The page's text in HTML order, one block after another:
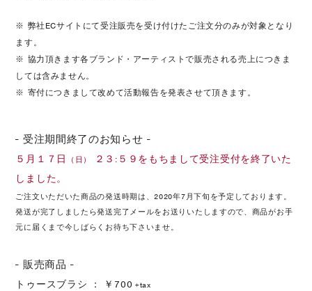
※ 弊社ECサイトにて受注販売を受け付けたご注文分のみが対象となり
ます。
※ 協力頂きます各ブランド・アーティストで販売される売上につきま
しては含みません。
※ 寄付につきまして改めて活動報告を発表させて頂きます。
- 受注期間終了のお知らせ -
５月１７日 （日）
２３:５９をもちまして受注受付を終了いた
しました。
ご注文いただいた商品の発送時期は、2020年7月下旬を予定しております。
発送が完了しましたら発送完了メールをお送りいたしますので、商品がお手
元に届くまで今しばらくお待ち下さいませ。
- 販売商品 -
トゥースブラシ ： ￥700 +tax